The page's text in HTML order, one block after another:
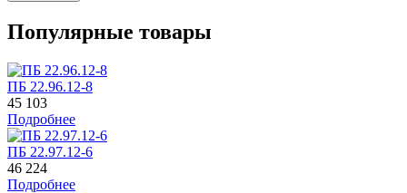
Популярные товары
ПБ 22.96.12-8
45 103
Подробнее
ПБ 22.97.12-6
46 224
Подробнее